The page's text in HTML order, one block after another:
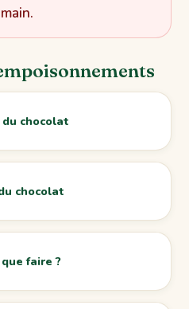
chocolat
chocolat
faire ?